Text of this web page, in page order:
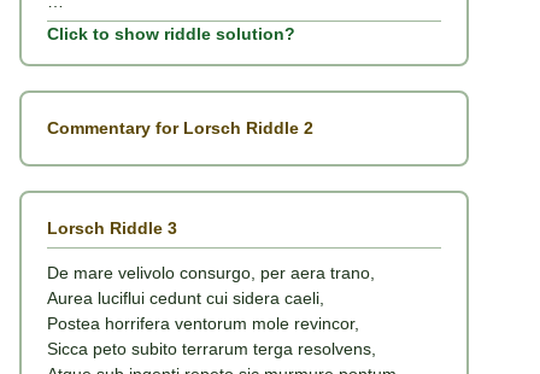
Click to show riddle solution?
Commentary for Lorsch Riddle 2
Lorsch Riddle 3
De mare velivolo consurgo, per aera trano,
Aurea luciflui cedunt cui sidera caeli,
Postea horrifera ventorum mole revincor,
Sicca peto subito terrarum terga resolvens,